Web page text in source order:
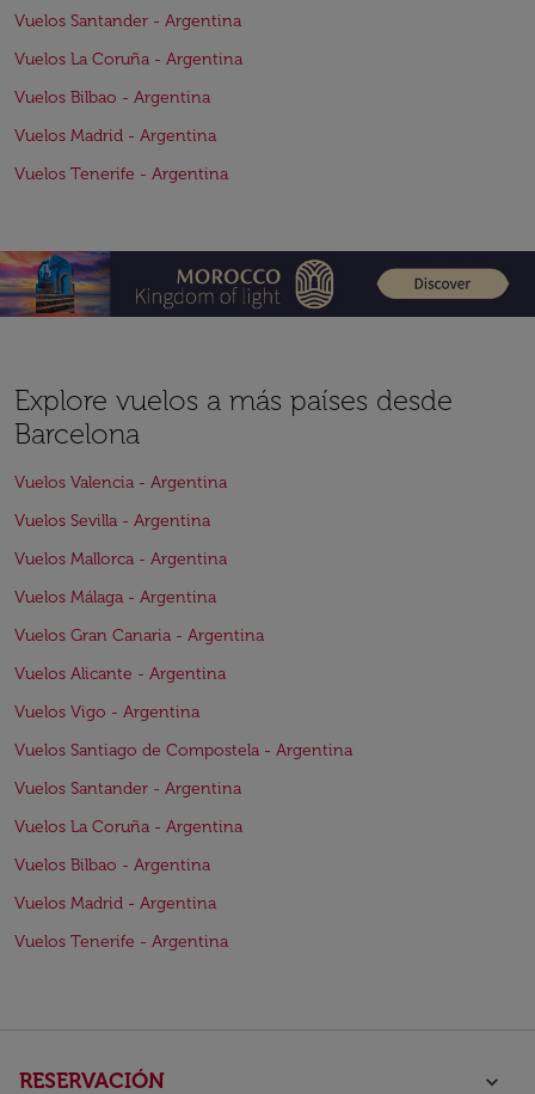
Vuelos Santander - Argentina
Vuelos La Coruña - Argentina
Vuelos Bilbao - Argentina
Vuelos Madrid - Argentina
Vuelos Tenerife - Argentina
Explore vuelos a más países desde
Barcelona
Vuelos Valencia - Argentina
Vuelos Sevilla - Argentina
Vuelos Mallorca - Argentina
Vuelos Málaga - Argentina
Vuelos Gran Canaria - Argentina
Vuelos Alicante - Argentina
Vuelos Vigo - Argentina
Vuelos Santiago de Compostela - Argentina
Vuelos Santander - Argentina
Vuelos La Coruña - Argentina
Vuelos Bilbao - Argentina
Vuelos Madrid - Argentina
Vuelos Tenerife - Argentina
RESERVACIÓN keyboard_arrow_down